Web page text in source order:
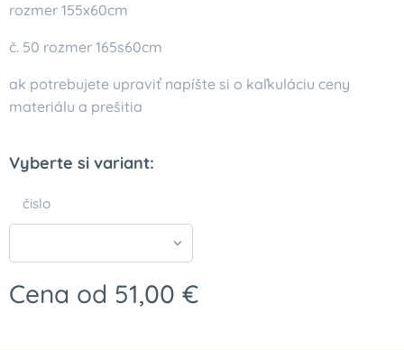
rozmer 155x60cm
č. 50 rozmer 165s60cm
ak potrebujete upraviť napíšte si o kaľkuláciu ceny
materiálu a prešitia
Vyberte si variant:
čislo
Cena od 51,00 €